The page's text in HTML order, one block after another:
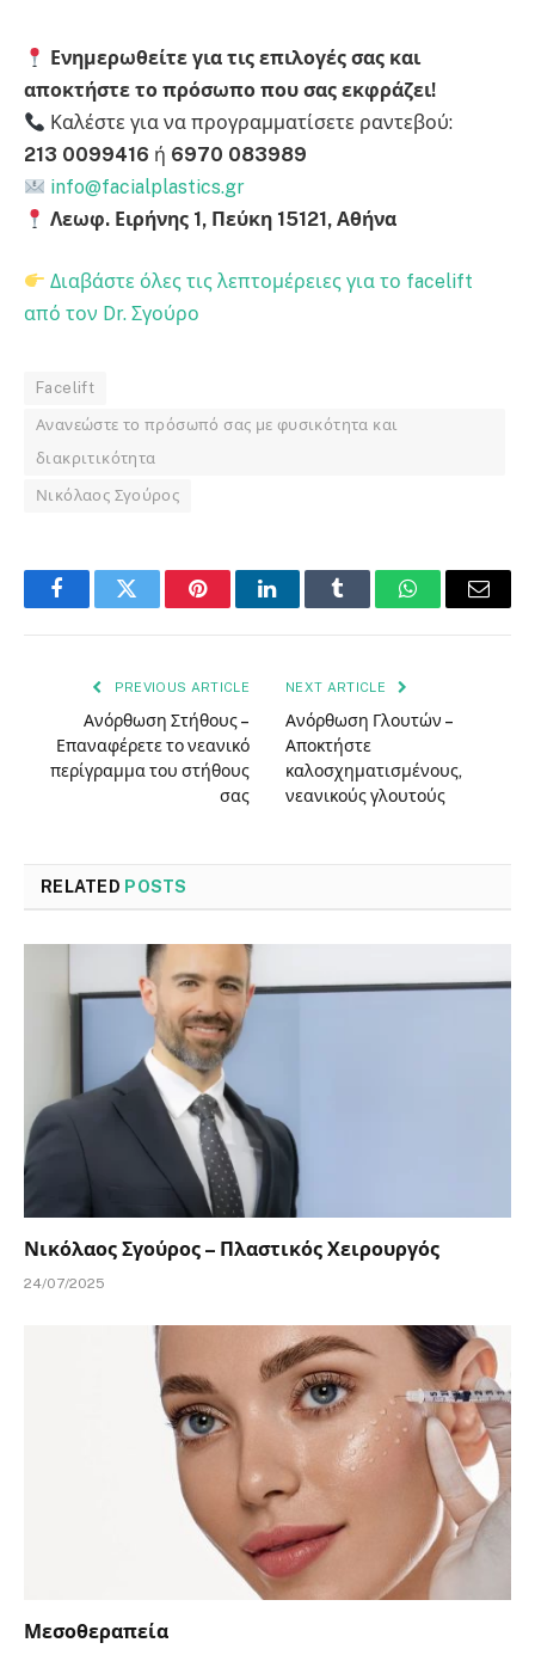
Ενημερωθείτε για τις επιλογές σας και
αποκτήστε το πρόσωπο που σας εκφράζει!
Καλέστε για να προγραμματίσετε ραντεβού:
213 0099416 ή 6970 083989
info@facialplastics.gr
Λεωφ. Ειρήνης 1, Πεύκη 15121, Αθήνα
Διαβάστε όλες τις λεπτομέρειες για το facelift
από τον Dr. Σγούρο
Facelift
Ανανεώστε το πρόσωπό σας με φυσικότητα και
διακριτικότητα
Νικόλαος Σγούρος
FacebookTwitter PinterestLinkedInTumblr WhatsAppEmail
PREVIOUS ARTICLE
Ανόρθωση Στήθους –
Επαναφέρετε το νεανικό
περίγραμμα του στήθους
σας
NEXT ARTICLE
Ανόρθωση Γλουτών –
Αποκτήστε
καλοσχηματισμένους,
νεανικούς γλουτούς
RELATED POSTS
Νικόλαος Σγούρος – Πλαστικός Χειρουργός
24/07/2025
Μεσοθεραπεία